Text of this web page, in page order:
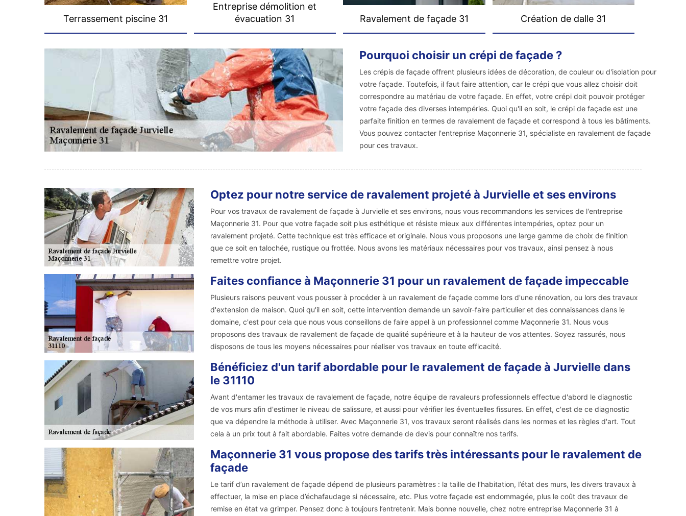
Terrassement piscine 31
Entreprise démolition et
évacuation 31
Ravalement de façade 31 Création de dalle 31
Pourquoi choisir un crépi de façade ?
Les crépis de façade offrent plusieurs idées de décoration, de couleur ou d'isolation pour
votre façade. Toutefois, il faut faire attention, car le crépi que vous allez choisir doit
correspondre au matériau de votre façade. En effet, votre crépi doit pouvoir protéger
votre façade des diverses intempéries. Quoi qu'il en soit, le crépi de façade est une
parfaite finition en termes de ravalement de façade et correspond à tous les bâtiments.
Vous pouvez contacter l'entreprise Maçonnerie 31, spécialiste en ravalement de façade
pour ces travaux.
Optez pour notre service de ravalement projeté à Jurvielle et ses environs
Pour vos travaux de ravalement de façade à Jurvielle et ses environs, nous vous recommandons les services de l'entreprise
Maçonnerie 31. Pour que votre façade soit plus esthétique et résiste mieux aux différentes intempéries, optez pour un
ravalement projeté. Cette technique est très efficace et originale. Nous vous proposons une large gamme de choix de finition
que ce soit en talochée, rustique ou frottée. Nous avons les matériaux nécessaires pour vos travaux, ainsi pensez à nous
remettre votre projet.
Faites confiance à Maçonnerie 31 pour un ravalement de façade impeccable
Plusieurs raisons peuvent vous pousser à procéder à un ravalement de façade comme lors d'une rénovation, ou lors des travaux
d'extension de maison. Quoi qu'il en soit, cette intervention demande un savoir-faire particulier et des connaissances dans le
domaine, c'est pour cela que nous vous conseillons de faire appel à un professionnel comme Maçonnerie 31. Nous vous
proposons des travaux de ravalement de façade de qualité supérieure et à la hauteur de vos attentes. Soyez rassurés, nous
disposons de tous les moyens nécessaires pour réaliser vos travaux en toute efficacité.
Bénéficiez d'un tarif abordable pour le ravalement de façade à Jurvielle dans
le 31110
Avant d'entamer les travaux de ravalement de façade, notre équipe de ravaleurs professionnels effectue d'abord le diagnostic
de vos murs afin d'estimer le niveau de salissure, et aussi pour vérifier les éventuelles fissures. En effet, c'est de ce diagnostic
que va dépendre la méthode à utiliser. Avec Maçonnerie 31, vos travaux seront réalisés dans les normes et les règles d'art. Tout
cela à un prix tout à fait abordable. Faites votre demande de devis pour connaître nos tarifs.
Maçonnerie 31 vous propose des tarifs très intéressants pour le ravalement de
façade
Le tarif d’un ravalement de façade dépend de plusieurs paramètres : la taille de l’habitation, l’état des murs, les divers travaux à
effectuer, la mise en place d’échafaudage si nécessaire, etc. Plus votre façade est endommagée, plus le coût des travaux de
remise en état va grimper. Pensez donc à toujours l’entretenir. Mais bonne nouvelle, chez notre entreprise Maçonnerie 31 à